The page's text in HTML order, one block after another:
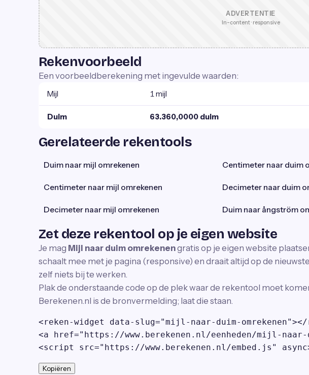
ADVERTENTIE
In-content · responsive
Rekenvoorbeeld
Een voorbeeldberekening met ingevulde waarden:
Mijl 1 mijl
Duim 63.360,0000 duim
Gerelateerde rekentools
Duim naar mijl omrekenen Centimeter naar duim
Centimeter naar mijl omrekenen Decimeter naar duim
Decimeter naar mijl omrekenen Duim naar ångström
Zet deze rekentool op je eigen website
Je mag Mijl naar duim omrekenengratis op je eigen website
schaalt mee met je pagina (responsive) en draait altijd op de
zelf niets bij te werken.
Plak de onderstaande code op de plek waar de rekentool moet
Berekenen.nl is de bronvermelding; laat die staan.
<reken-widget data-slug="mijl-naar-duim-omrekenen"></
<a href="https://www.berekenen.nl/eenheden/mijl-naar-
<script src="https://www.berekenen.nl/embed.js"
Kopiëren